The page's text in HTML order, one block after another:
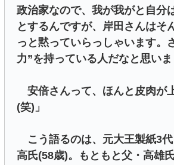
政治家なので、我が我がと自分
とするんですが、岸田さんはそ
っと黙っていらっしゃいます。
力”を持っている人だなと思いま
安倍さんって、ほんと皮肉が
(笑)」
こう語るのは、元大王製紙3
高氏(58歳)。もともと父・高雄